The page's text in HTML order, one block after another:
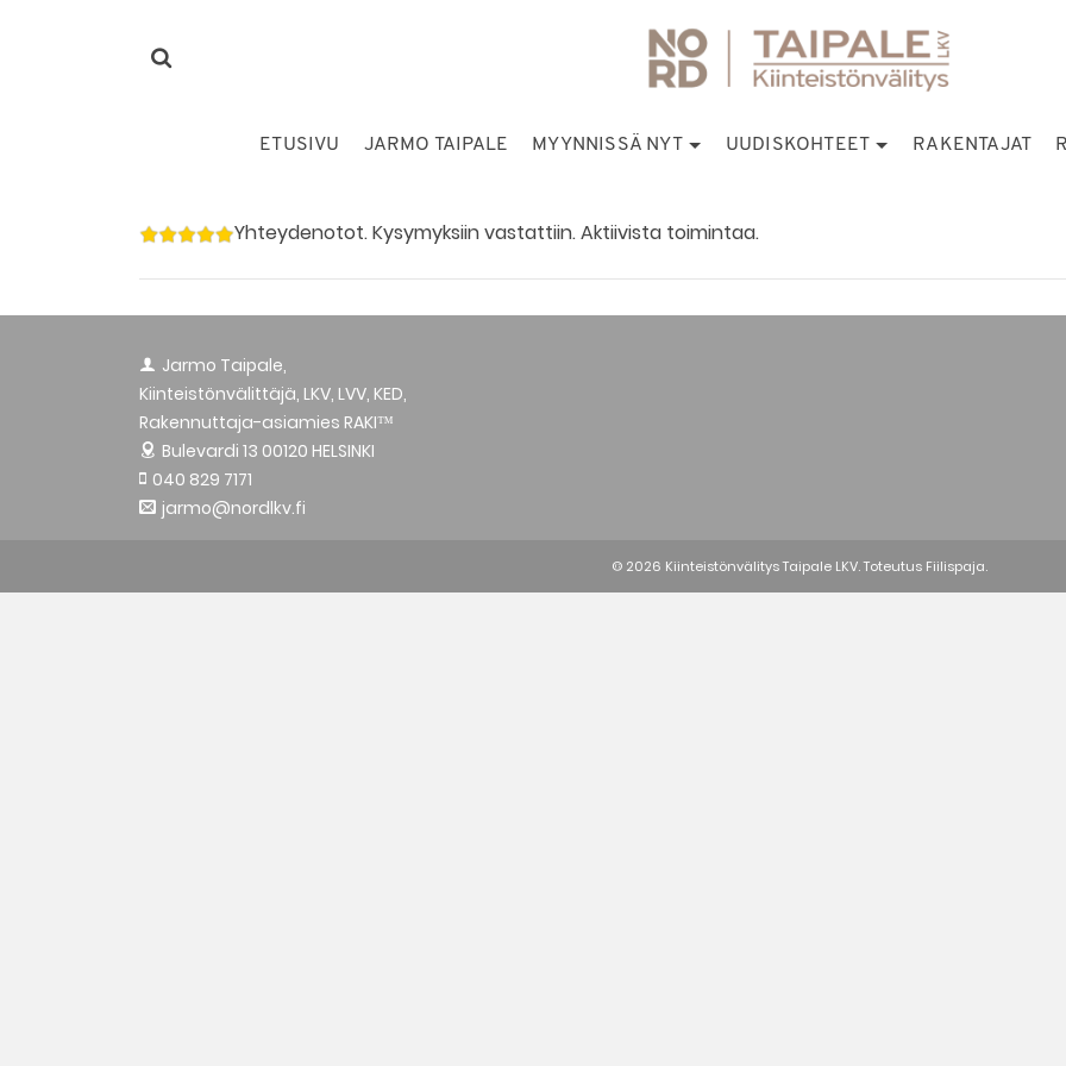
ETUSIVU JARMO TAIPALE MYYNNISSÄ NYT UUDISKOHTEET RAKENTAJAT
Yhteydenotot. Kysymyksiin vastattiin. Aktiivista toimintaa.
Jarmo Taipale,
Kiinteistönvälittäjä, LKV, LVV, KED,
Rakennuttaja-asiamies RAKI™
Bulevardi 13 00120 HELSINKI
040 829 7171
jarmo@nordlkv.fi
© 2026 Kiinteistönvälitys Taipale LKV. Toteutus Fiilispaja.